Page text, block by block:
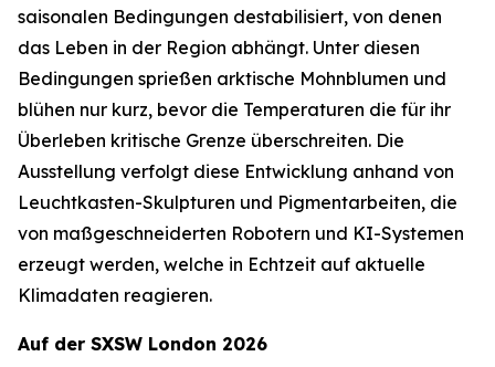
saisonalen Bedingungen destabilisiert, von denen
das Leben in der Region abhängt. Unter diesen
Bedingungen sprießen arktische Mohnblumen und
blühen nur kurz, bevor die Temperaturen die für ihr
Überleben kritische Grenze überschreiten. Die
Ausstellung verfolgt diese Entwicklung anhand von
Leuchtkasten-Skulpturen und Pigmentarbeiten, die
von maßgeschneiderten Robotern und KI-Systemen
erzeugt werden, welche in Echtzeit auf aktuelle
Klimadaten reagieren.
Auf der SXSW London 2026